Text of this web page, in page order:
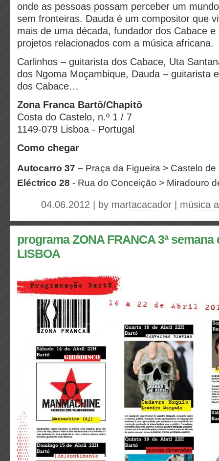
onde as pessoas possam perceber um
sem fronteiras. Dauda é um compositor que
mais de uma década, fundador dos Cabace e
projetos relacionados com a música africana.
Carlinhos – guitarista dos Cabace, Uta
dos Ngoma Moçambique, Dauda – guitarista
dos Cabace…
Zona Franca Bartô/Chapitô
Costa do Castelo, n.º 1 / 7
1149-079 Lisboa - Portugal
Como chegar
Autocarro 37 – Praça da Figueira > Castelo de
Eléctrico 28 - Rua do Conceição > Miradouro
04.06.2012 | by martacacador música
programa ZONA FRANCA 3ª
LISBOA